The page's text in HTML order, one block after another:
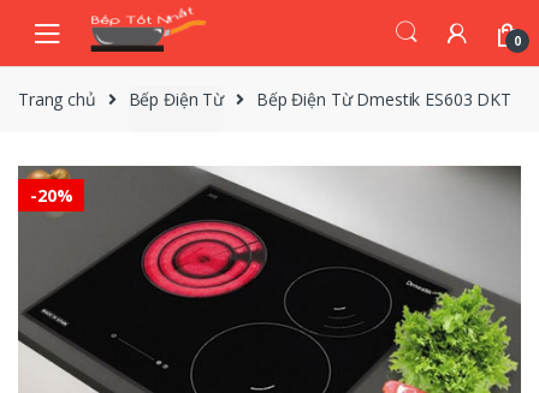
navigation
content
0
Trang chủ Bếp Điện Từ Bếp Điện Từ Dmestik ES603 DKT
-20%